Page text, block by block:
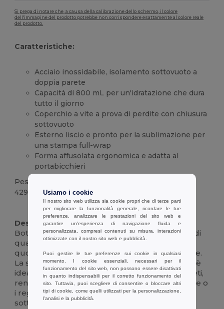
Si prega di notare che, a causa della calibrazione dello schermo, il colore
dell'immagine del prodotto potrebbe non corrispondere esattamente al colore reale
del prodotto.
Caratteristiche:
Acciaio inossidabile, isolamento sottovuoto a
doppia parete
Capacità di 800 mL per un'idratazione che dura
tutto il giorno
Coperchio a vite a prova di perdite con chiusura
sottovuoto
Esterno liscio e pronto per la sublimazione per
una stampa full-wrap
Forma affusolata ergonomica e adatta al
portabicchieri
Peso
429 g.
Alta disponibilità
Descrizione :
Bottiglia a sublimazione in acciaio inossidabile di
qualità superiore, progettata per l'idratazione
quotidiana e per una personalizzazione audace.
La superficie elegante e pronta per la stampa è
ideale per disegni, loghi o nomi vivaci e completi,
rendendola perfetta per il branding, le squadre o
i regali memorabili. La doppia parete isolata
sottovuoto mantiene le bevande ghiacciate o
Usiamo i cookie
Il nostro sito web utilizza sia cookie propri che di terze parti
per migliorare la funzionalità generale, ricordare le tue
preferenze, analizzare le prestazioni del sito web e
garantire un'esperienza di navigazione fluida e
personalizzata, compresi contenuti su misura, interazioni
ottimizzate con il nostro sito web e pubblicità.
Puoi gestire le tue preferenze sui cookie in qualsiasi
momento. I cookie essenziali, necessari per il
funzionamento del sito web, non possono essere disattivati
in quanto indispensabili per il corretto funzionamento del
sito. Tuttavia, puoi scegliere di consentire o bloccare altri
tipi di cookie, come quelli utilizzati per la personalizzazione,
l'analisi e la pubblicità.